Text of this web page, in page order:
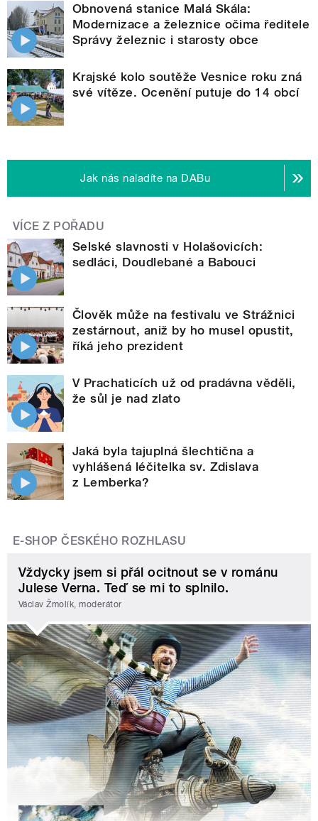
Obnovená stanice Malá Skála:
Modernizace a železnice očima ředitele
Správy železnic i starosty obce
Krajské kolo soutěže Vesnice roku zná
své vítěze. Ocenění putuje do 14 obcí
Jak nás naladíte na DABu
VÍCE Z POŘADU
Selské slavnosti v Holašovicích:
sedláci, Doudlebané a Babouci
Člověk může na festivalu ve Strážnici
zestárnout, aniž by ho musel opustit,
říká jeho prezident
V Prachaticích už od pradávna věděli,
že sůl je nad zlato
Jaká byla tajuplná šlechtična a
vyhlášená léčitelka sv. Zdislava
z Lemberka?
E-SHOP ČESKÉHO ROZHLASU
Vždycky jsem si přál ocitnout se v románu
Julese Verna. Teď se mi to splnilo.
Václav Žmolík, moderátor